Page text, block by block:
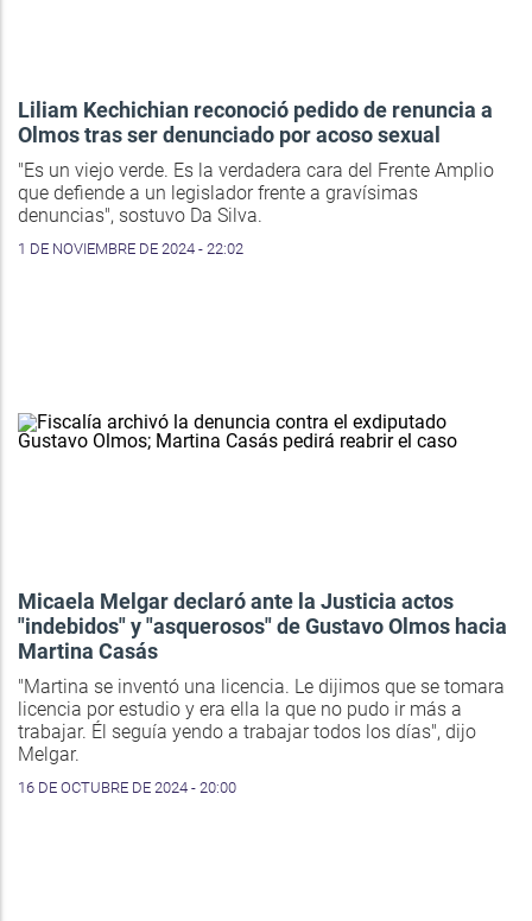
Liliam Kechichian reconoció pedido de renuncia a
Olmos tras ser denunciado por acoso sexual
"Es un viejo verde. Es la verdadera cara del Frente Amplio
que defiende a un legislador frente a gravísimas
denuncias", sostuvo Da Silva.
1 DE NOVIEMBRE DE 2024 - 22:02
Micaela Melgar declaró ante la Justicia actos
"indebidos" y "asquerosos" de Gustavo Olmos hacia
Martina Casás
"Martina se inventó una licencia. Le dijimos que se tomara
licencia por estudio y era ella la que no pudo ir más a
trabajar. Él seguía yendo a trabajar todos los días", dijo
Melgar.
16 DE OCTUBRE DE 2024 - 20:00